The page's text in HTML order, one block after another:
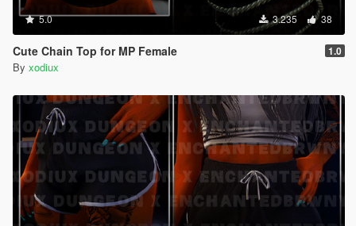
5.0 3.235 38
Cute Chain Top for MP Female 1.0
By xodiux